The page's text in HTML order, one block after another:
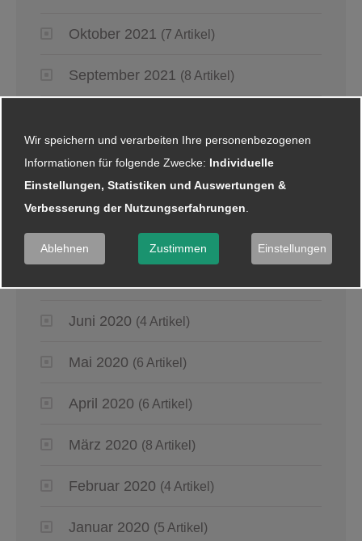
Oktober 2021 (7 Artikel)
September 2021 (8 Artikel)
Juli 2021 (2 Artikel)
2020
Juni 2020 (4 Artikel)
Mai 2020 (6 Artikel)
April 2020 (6 Artikel)
März 2020 (8 Artikel)
Februar 2020 (4 Artikel)
Januar 2020 (5 Artikel)
Wir speichern und verarbeiten Ihre personenbezogenen
Informationen für folgende Zwecke: Individuelle
Einstellungen, Statistiken und Auswertungen &
Verbesserung der Nutzungserfahrungen
Ablehnen Zustimmen Einstellungen